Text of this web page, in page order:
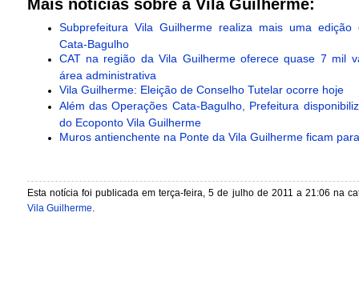
Mais notícias sobre a Vila Guilherme:
Subprefeitura Vila Guilherme realiza mais uma edição
Cata-Bagulho
CAT na região da Vila Guilherme oferece quase 7 mil
área administrativa
Vila Guilherme: Eleição de Conselho Tutelar ocorre hoje
Além das Operações Cata-Bagulho, Prefeitura
do Ecoponto Vila Guilherme
Muros antienchente na Ponte da Vila Guilherme ficam
Esta notícia foi publicada em terça-feira, 5 de julho de 2011 a 21:06 na
Vila Guilherme.